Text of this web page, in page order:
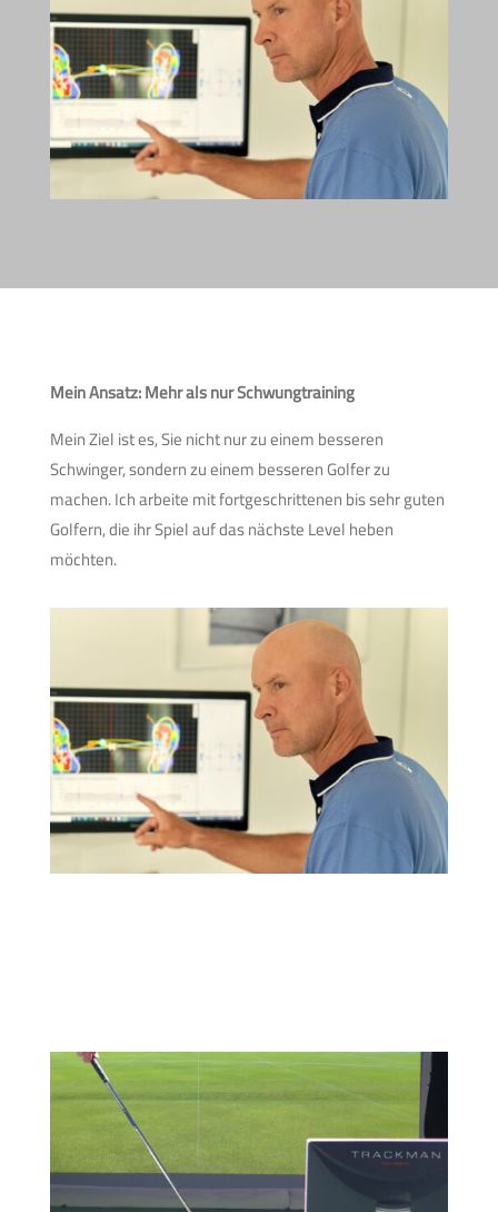
Mein Ansatz: Mehr als nur Schwungtraining
Mein Ziel ist es, Sie nicht nur zu einem besseren
Schwinger, sondern zu einem besseren Golfer zu
machen. Ich arbeite mit fortgeschrittenen bis sehr guten
Golfern, die ihr Spiel auf das nächste Level heben
möchten.